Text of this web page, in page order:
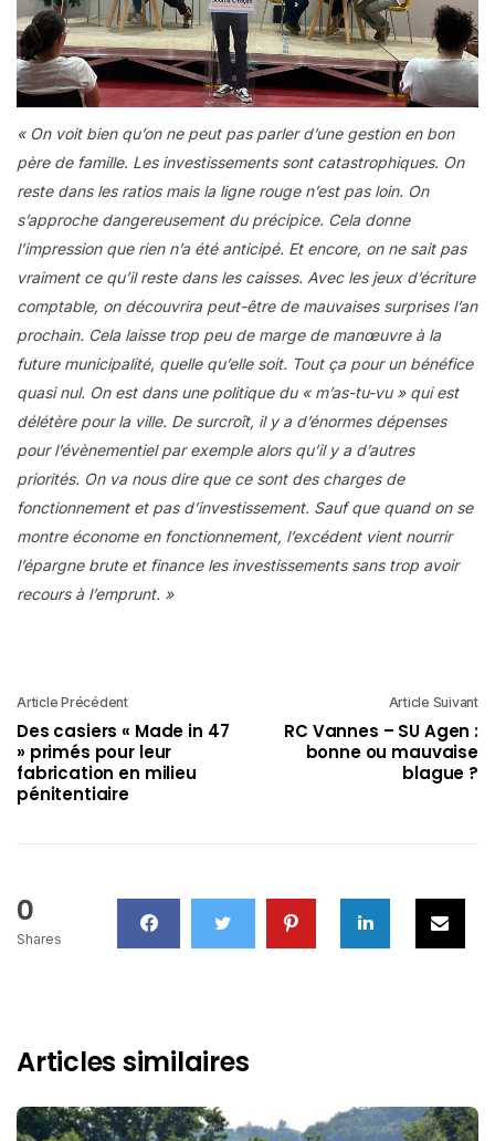
« On voit bien qu’on ne peut pas parler d’une gestion en bon
père de famille. Les investissements sont catastrophiques. On
reste dans les ratios mais la ligne rouge n’est pas loin. On
s’approche dangereusement du précipice. Cela donne
l’impression que rien n’a été anticipé. Et encore, on ne sait pas
vraiment ce qu’il reste dans les caisses. Avec les jeux d’écriture
comptable, on découvrira peut-être de mauvaises surprises l’an
prochain. Cela laisse trop peu de marge de manœuvre à la
future municipalité, quelle qu’elle soit. Tout ça pour un bénéfice
quasi nul. On est dans une politique du « m’as-tu-vu » qui est
délétère pour la ville. De surcroît, il y a d’énormes dépenses
pour l’évènementiel par exemple alors qu’il y a d’autres
priorités. On va nous dire que ce sont des charges de
fonctionnement et pas d’investissement. Sauf que quand on se
montre économe en fonctionnement, l’excédent vient nourrir
l’épargne brute et finance les investissements sans trop avoir
recours à l’emprunt. »
Article Précédent
Des casiers « Made in 47
» primés pour leur
fabrication en milieu
pénitentiaire
Article Suivant
RC Vannes – SU Agen :
bonne ou mauvaise
blague ?
0
Shares
Articles similaires